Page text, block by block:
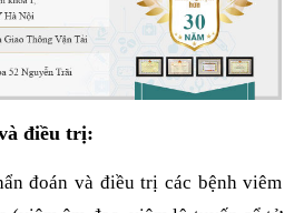
điều trị:
đoán và điều trị các bệnh viêm